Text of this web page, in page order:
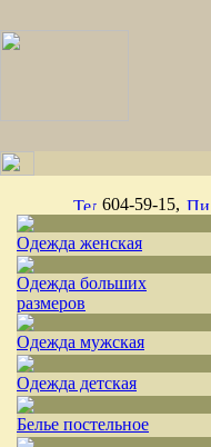
604-59-15,
Одежда женская
Одежда больших
размеров
Одежда мужская
Одежда детская
Белье постельное